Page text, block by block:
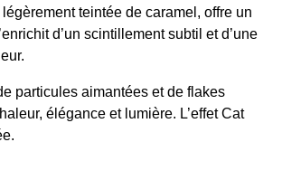
teintée de caramel, offre un
d’un scintillement subtil et d’une
particules aimantées et de flakes
élégance et lumière. L’effet Cat